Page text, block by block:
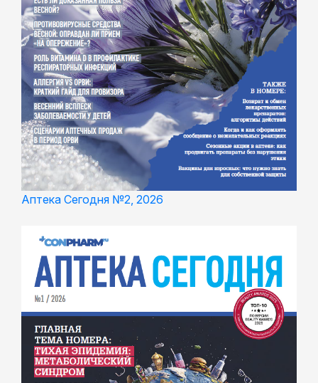
Аптека Сегодня №2, 2026